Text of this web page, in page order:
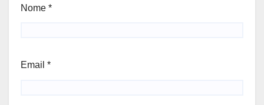
Nome *
Email *